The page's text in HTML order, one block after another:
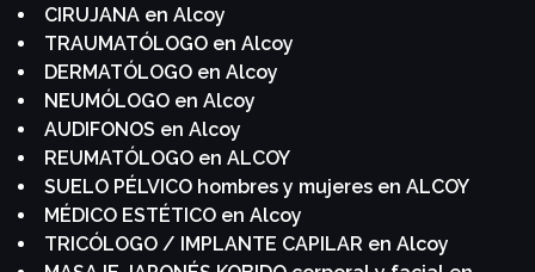
CIRUJANA en Alcoy
TRAUMATÓLOGO en Alcoy
DERMATÓLOGO en Alcoy
NEUMÓLOGO en Alcoy
AUDIFONOS en Alcoy
REUMATÓLOGO en ALCOY
SUELO PÉLVICO hombres y mujeres en ALCOY
MÉDICO ESTÉTICO en Alcoy
TRICÓLOGO / IMPLANTE CAPILAR en Alcoy